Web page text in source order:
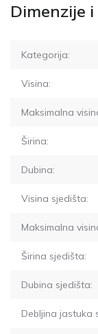
Dimenzije
Kategorija:
Visina:
Maksimalna
Širina:
Dubina:
Visina sjedišta:
Maksimalna
Širina sjedišta:
Dubina sjedišta:
Debljina jastuka